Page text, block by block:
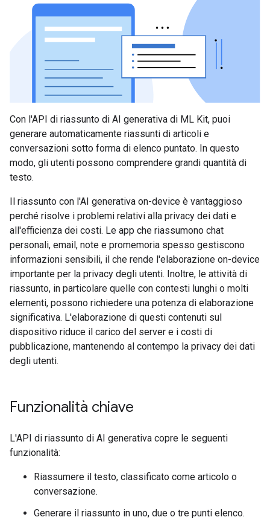
Con l'API di riassunto di AI generativa di ML Kit, puoi
generare automaticamente riassunti di articoli e
conversazioni sotto forma di elenco puntato. In questo
modo, gli utenti possono comprendere grandi quantità di
testo.
Il riassunto con l'AI generativa on-device è vantaggioso
perché risolve i problemi relativi alla privacy dei dati e
all'efficienza dei costi. Le app che riassumono chat
personali, email, note e promemoria spesso gestiscono
informazioni sensibili, il che rende l'elaborazione on-device
importante per la privacy degli utenti. Inoltre, le attività di
riassunto, in particolare quelle con contesti lunghi o molti
elementi, possono richiedere una potenza di elaborazione
significativa. L'elaborazione di questi contenuti sul
dispositivo riduce il carico del server e i costi di
pubblicazione, mantenendo al contempo la privacy dei dati
degli utenti.
Funzionalità chiave
L'API di riassunto di AI generativa copre le seguenti
funzionalità:
Riassumere il testo, classificato come articolo o
conversazione.
Generare il riassunto in uno, due o tre punti elenco.